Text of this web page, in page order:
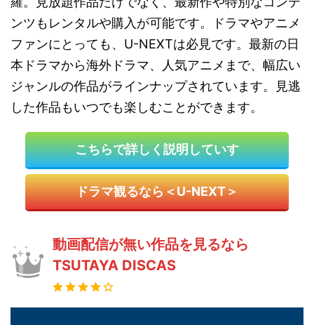
ンツもレンタルや購入が可能です。ドラマやアニメ
ファンにとっても、U-NEXTは必見です。最新の日
本ドラマから海外ドラマ、人気アニメまで、幅広い
ジャンルの作品がラインナップされています。見逃
した作品もいつでも楽しむことができます。
こちらで詳しく説明していす
ドラマ観るなら＜U-NEXT＞
動画配信が無い作品を見るなら
TSUTAYA DISCAS